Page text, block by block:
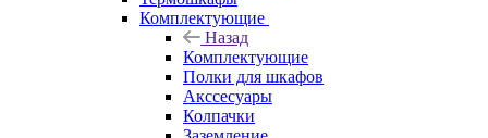
Комплектующие
Назад
Комплектующие
Полки для шкафов
Акссесуары
Колпачки